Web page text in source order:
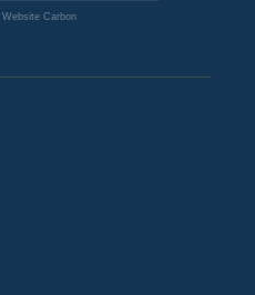
Website Carbon